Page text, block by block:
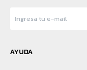
AYUDA